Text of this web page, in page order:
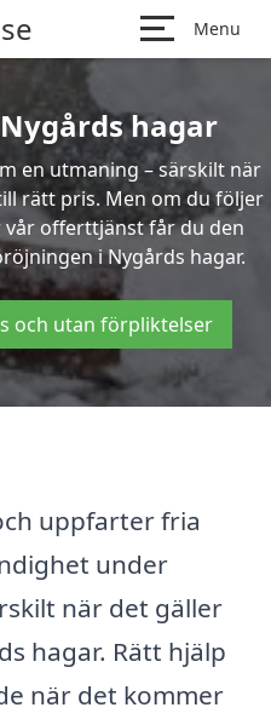
Menu
hagar
en utmaning – särskilt när
rätt pris. Men om du följer
offerttjänst får du den
i Nygårds hagar.
och utan förpliktelser
uppfarter fria
under
när det gäller
hagar. Rätt hjälp
när det kommer